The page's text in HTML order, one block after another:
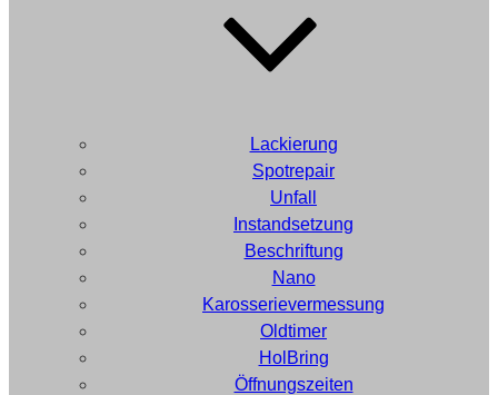
Lackierung
Spotrepair
Unfall
Instandsetzung
Beschriftung
Nano
Karosserievermessung
Oldtimer
HolBring
Öffnungszeiten